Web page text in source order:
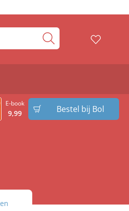
E-book
9,99 Bestel bij Bol